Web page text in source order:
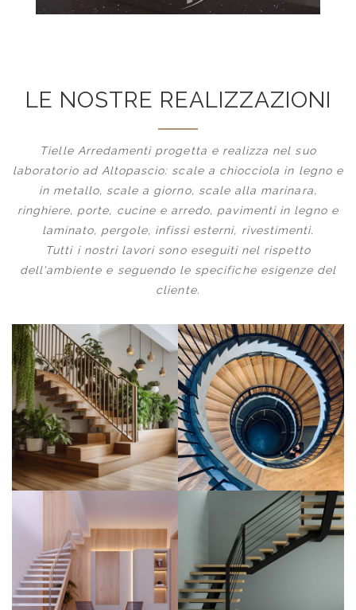
LE NOSTRE REALIZZAZIONI
Tielle Arredamenti progetta e realizza nel suo
laboratorio ad Altopascio: scale a chiocciola in legno e
in metallo, scale a giorno, scale alla marinara,
ringhiere, porte, cucine e arredo, pavimenti in legno e
laminato, pergole, infissi esterni, rivestimenti.
Tutti i nostri lavori sono eseguiti nel rispetto
dell'ambiente e seguendo le specifiche esigenze del
cliente.